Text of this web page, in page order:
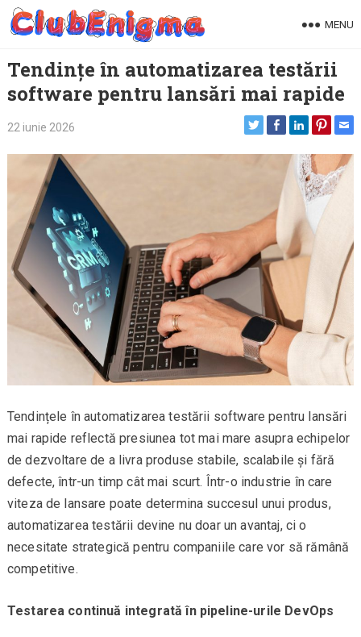
Skip
MENU
Tendințe în automatizarea testării
software pentru lansări mai rapide
22 iunie 2026
Tendințele în automatizarea testării software pentru lansări
mai rapide reflectă presiunea tot mai mare asupra echipelor
de dezvoltare de a livra produse stabile, scalabile și fără
defecte, într-un timp cât mai scurt. Într-o industrie în care
viteza de lansare poate determina succesul unui produs,
automatizarea testării devine nu doar un avantaj, ci o
necesitate strategică pentru companiile care vor să rămână
competitive.
Testarea continuă integrată în pipeline-urile DevOps